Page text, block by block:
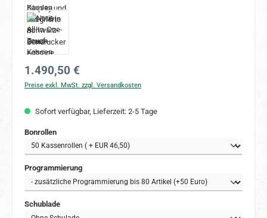
Regulärer Preis:
1.490,50 €
Preise exkl. MwSt. zzgl. Versandkosten
Sofort verfügbar, Lieferzeit: 2-5 Tage
Bonrollenauswählen
Programmierungauswählen
Schubladeauswählen